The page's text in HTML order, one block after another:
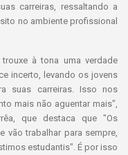
carreiras, ressaltando a
no ambiente profissional
à tona uma verdade
incerto, levando os jovens
suas carreiras. Isso nos
mais não aguentar mais",
que destaca que "Os
vão trabalhar para sempre,
estudantis". É por isso